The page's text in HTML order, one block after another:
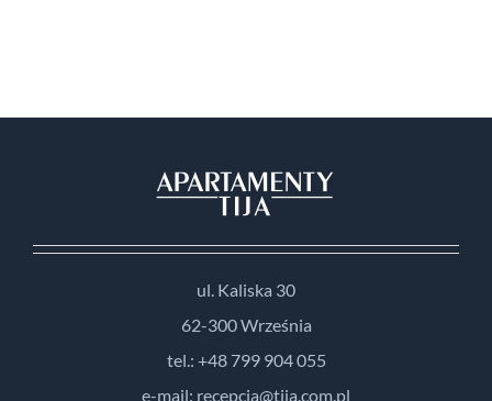
ul. Kaliska 30
62-300 Września
tel.: +48 799 904 055
e-mail: recepcja@tija.com.pl